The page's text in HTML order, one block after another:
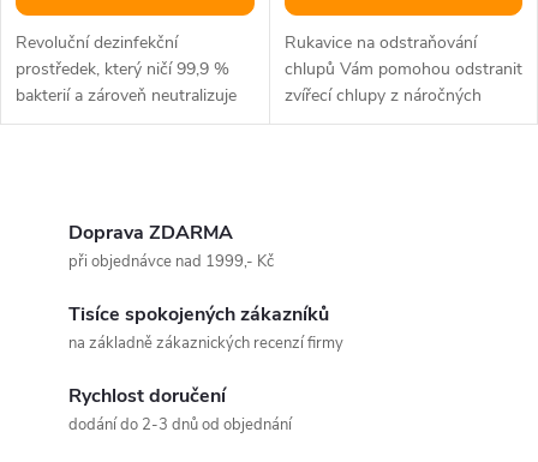
Revoluční dezinfekční
prostředek, který ničí 99,9 %
bakterií a zároveň neutralizuje
nepříjemné pachy. Vhodný na
Rukavice na odstraňování
chlupů Vám pomohou odstranit
zvířecí chlupy z náročných
povrchů, jako jsou tkané látky,...
Doprava ZDARMA
při objednávce nad 1999,- Kč
Tisíce spokojených zákazníků
na základně zákaznických recenzí firmy
Rychlost doručení
dodání do 2-3 dnů od objednání